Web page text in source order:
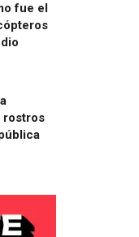
fue el
rostros